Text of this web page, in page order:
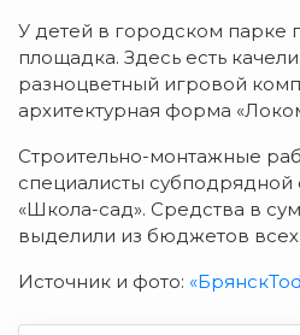
У детей в городском парке
площадка. Здесь есть
разноцветный игровой
архитектурная форма
Строительно-монтажные
специалисты
«Школа-сад». Средства в
выделили из бюджетов
Источник и фото: